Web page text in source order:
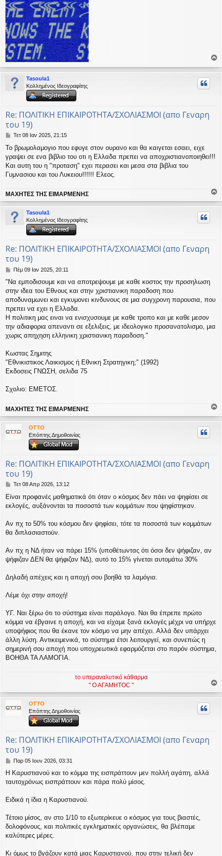
ρ
Tasoula1
Κολλημένος Ιδεογραφίτης
Re: ΠΟΛΙΤΙΚΗ ΕΠΙΚΑΙΡΟΤΗΤΑ/ΣΧΟΛΙΑΣΜΟΙ (απο Γεναρη
του 19)
Δ
μ
ο
σ
ί
ε
σ
η
Τετ 08 Ιαν 2025, 21:15
Το βρωμολαμογιο που εφυγε στον ουρανο και θα καιγεται εσαει, ειχε
γραψει σε ενα βιβλιο του οτι η Ελλαδα πρεπει να αποχριστιανοποιηθει!!!
Και αυτη του η "προταση" εχει περασει και μεσα στα βιβλια του
Γυμνασιου και του Λυκειου!!!!!! Ελεος.
ΜΑΧΗΤΕΣ ΤΗΣ ΕΙΜΑΡΜΕΝΗΣ
ο
ρ
Tasoula1
Κολλημένος Ιδεογραφίτης
Re: ΠΟΛΙΤΙΚΗ ΕΠΙΚΑΙΡΟΤΗΤΑ/ΣΧΟΛΙΑΣΜΟΙ (απο Γεναρη
του 19)
Δ
μ
ο
σ
ί
υ
σ
η
Πέμ 09 Ιαν 2025, 20:11
"Να εμποδισουμε και να αποτρεψουμε με καθε κοστος την προσηλωση
στην ιδεα του Εθνους και στην χριστιανικη παραδοση που
αποδυναμωνει και εγκυμονει κινδυνους σε μια συγχρονη παρουσια, που
πρεπει να εχει η Ελλαδα.
Η πολιτικη μας ειναι να ενισχυσουμε με καθε τροπο και με καθε μεσον
την αδιαφορια απεναντι σε εξελιξεις, με ιδεολογικο προσανατολισμο, μια
χωρις απηχηση ελληνικη χριστιανικη παραδοση."
Κωστας Σημιτης
"Εθνικιστικος Λαικισμος ή Εθνικη Στρατηγικη;" (1992)
Εκδοσεις ΓΝΩΣΗ, σελιδα 75
Σχολιο: ΕΜΕΤΟΣ.
ΜΑΧΗΤΕΣ ΤΗΣ ΕΙΜΑΡΜΕΝΗΣ
ρ
OTTO
Επόπτης Δημοθοινίας
Re: ΠΟΛΙΤΙΚΗ ΕΠΙΚΑΙΡΟΤΗΤΑ/ΣΧΟΛΙΑΣΜΟΙ (απο Γεναρη
του 19)
Δ
μ
ο
υ
η
Τετ 08 Απρ 2026, 13:12
Είναι προφανές μαθηματικά ότι όταν ο κόσμος δεν πάει να ψηφίσει σε
εκλογές, αυξάνονται τα ποσοστά των κομμάτων που ψηφίστηκαν.
Αν πχ το 50% του κόσμου δεν ψηφίσει, τότε τα ποσοστά των κομμάτων
θα διπλασιαστούν.
Αν πχ η ΝΔ ήταν να πάρει 15% (υποθέτωντας ότι όσοι δεν ψήφιζαν, αν
ψήφιζαν ΔΕΝ θα ψήφιζαν ΝΔ), αυτό το 15% γίνεται αυτομάτω 30%
Δηλαδή απέχεις και η αποχή σου βοηθά τα λαμόγια.
Λέμε όχι στην αποχή!
ΥΓ. Ναι ξέρω ότι το σύστημα είναι παράλογο. Ναι θα έπρεπε πρώτο
κόμμα να έβγαινε η αποχή, και να είχαμε ξανά εκλογές μέχρι να υπήρχε
υποψήφιος που θα έκανε τον κόσμο να μην απέχει. Αλλά δεν υπάρχει
άλλη λύση. Αντικειμενικά, το σύστημα έτσι λειτουργεί, και συνεπώς η
σημερινή σου αποχή που υποχρεωτικά εφαρμόζεται στο παρόν σύστημα,
ΒΟΗΘΑ ΤΑ ΛΑΜΟΓΙΑ.
το υπεραναλυτικό κάθαρμα
" Ο ΑΓΑΜΗΤΟC "
ο
ρ
OTTO
Επόπτης Δημοθοινίας
Re: ΠΟΛΙΤΙΚΗ ΕΠΙΚΑΙΡΟΤΗΤΑ/ΣΧΟΛΙΑΣΜΟΙ (απο Γεναρη
του 19)
Δ
μ
ο
ί
σ
η
Παρ 05 Ιουν 2026, 03:31
Η Καρυστιανού και το κόμμα της εισπράττουν μεν πολλή αγάπη, αλλά
ταυτοχρόνως εισπράττουν και πάρα πολύ μίσος.
Ειδικά η ίδια η Καρυστιανού.
Τέτοιο μίσος, αν στο 1/10 το εξωτερίκευε ο κόσμος για τους βιαστές,
δολοφόνους, και πολιτικές εγκληματικές οργανώσεις, θα βλέπαμε
καλύτερες μέρες.
Κι όμως το βγάζουν κατά μιας Καρυστιανού, που στην τελική δεν